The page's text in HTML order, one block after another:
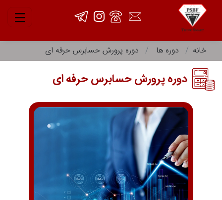
خانه دوره ها دوره پرورش حسابرس حرفه ای
دوره پرورش حسابرس حرفه ای